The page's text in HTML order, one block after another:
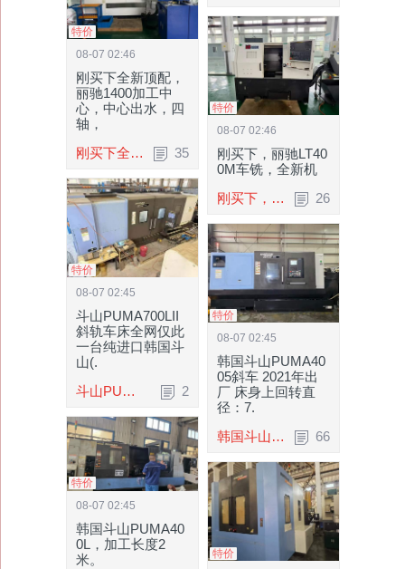
特价
08-07 02:46
刚买下全新顶配，
丽驰1400加工中
心，中心出水，四
轴，
刚买下全新顶配，丽驰1400加工中心，中心出.
35
特价
08-07 02:46
刚买下，丽驰LT40
0M车铣，全新机
刚买下，丽驰LT400M车铣，全新机信息编号：.
26
特价
08-07 02:45
斗山PUMA700LII
斜轨车床全网仅此
一台纯进口韩国斗
山(.
斗山PUMA700LII斜轨车床全网仅此一台纯进口.
2
特价
08-07 02:45
韩国斗山PUMA40
05斜车 2021年出
厂 床身上回转直
径：7.
韩国斗山PUMA4005斜车 2021年出厂 床身上.
66
特价
08-07 02:45
韩国斗山PUMA40
0L，加工长度2
米。
特价